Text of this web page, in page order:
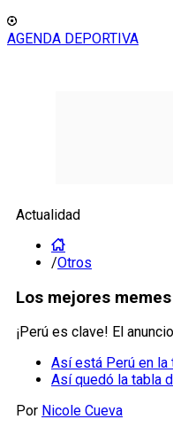
AGENDA DEPORTIVA
Actualidad
/Otros
Los mejores
¡Perú es clave! El
Así está Perú en
Así quedó la tabla
Por Nicole Cueva